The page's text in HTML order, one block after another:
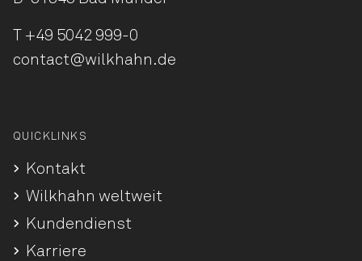
+49 5042 999-0
contact@wilkhahn.de
QUICKLINKS
Kontakt
Wilkhahn weltweit
Kundendienst
Karriere